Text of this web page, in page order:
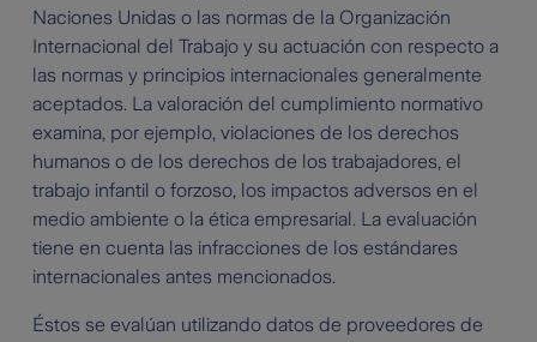
Naciones Unidas o las normas de la Organización
Internacional del Trabajo y su actuación con respecto a
las normas y principios internacionales generalmente
aceptados. La valoración del cumplimiento normativo
examina, por ejemplo, violaciones de los derechos
humanos o de los derechos de los trabajadores, el
trabajo infantil o forzoso, los impactos adversos en el
medio ambiente o la ética empresarial. La evaluación
tiene en cuenta las infracciones de los estándares
internacionales antes mencionados.
Éstos se evalúan utilizando datos de proveedores de